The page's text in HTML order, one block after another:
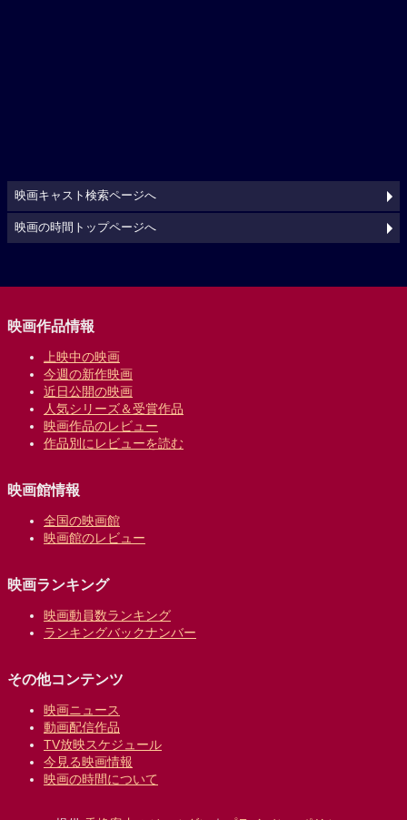
映画キャスト検索ページへ
映画の時間トップページへ
映画作品情報
上映中の映画
今週の新作映画
近日公開の映画
人気シリーズ＆受賞作品
映画作品のレビュー
作品別にレビューを読む
映画館情報
全国の映画館
映画館のレビュー
映画ランキング
映画動員数ランキング
ランキングバックナンバー
その他コンテンツ
映画ニュース
動画配信作品
TV放映スケジュール
今見る映画情報
映画の時間について